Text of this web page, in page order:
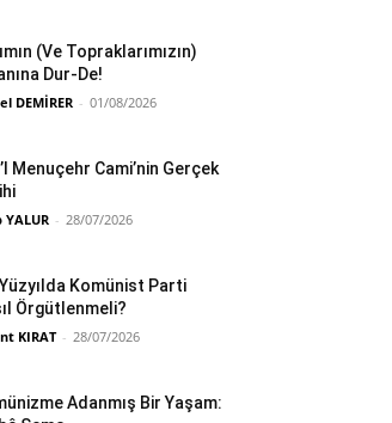
(Ve Topraklarımızın)
Dur-De!
DEMİRER - 01/08/2026
Menuçehr Cami’nin Gerçek
YALUR - 28/07/2026
Komünist Parti
Örgütlenmeli?
KIRAT - 28/07/2026
Adanmış Bir Yaşam: